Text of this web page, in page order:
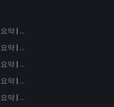
FameEX 오늘의 암호화폐 뉴스 요약 | 2026년 8월 7일
FameEX 오늘의 암호화폐 뉴스 요약 | 2026년 8월 6일
FameEX 오늘의 암호화폐 뉴스 요약 | 2026년 8월 5일
FameEX 오늘의 암호화폐 뉴스 요약 | 2026년 8월 4일
FameEX 오늘의 암호화폐 뉴스 요약 | 2026년 8월 3일